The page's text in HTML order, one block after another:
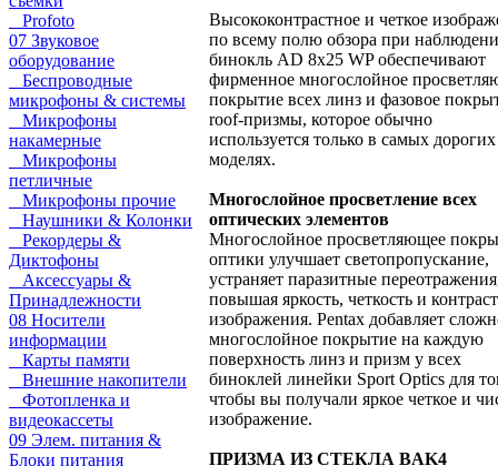
Profoto
07 Звуковое
оборудование
Беспроводные
микрофоны & системы
Микрофоны
накамерные
Микрофоны
петличные
Микрофоны прочие
Наушники & Колонки
Рекордеры &
Диктофоны
Аксессуары &
Принадлежности
08 Носители
информации
Карты памяти
Внешние накопители
Фотопленка и
видеокассеты
09 Элем. питания &
Блоки питания
Высококонтрастное и четкое
по всему полю обзора при
бинокль AD 8x25 WP обеспечивают
фирменное многослойное
покрытие всех линз и фазовое
roof-призмы, которое обычно
используется только в самых дорогих
моделях.
Многослойное просветление всех
оптических элементов
Многослойное просветляющее
оптики улучшает светопропускание,
устраняет паразитные
повышая яркость, четкость и контраст
изображения. Pentax добавляет
многослойное покрытие на каждую
поверхность линз и призм у всех
биноклей линейки Sport Optics для
чтобы вы получали яркое четкое и
изображение.
ПРИЗМА ИЗ СТЕКЛА BAK4